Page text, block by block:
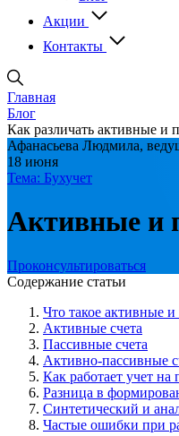
Акции
Контакты
Главная
Блог
Как различать активные и
Афанасьева Людмила,
18 июня
Тема: Бухучет
Активные и
Проконсультироваться
Содержание статьи
Что такое активные и
Активные счета
Пассивные счета
Активно-пассивные
Как работает учет на
Разница в
Синтетический и
Частые ошибки при